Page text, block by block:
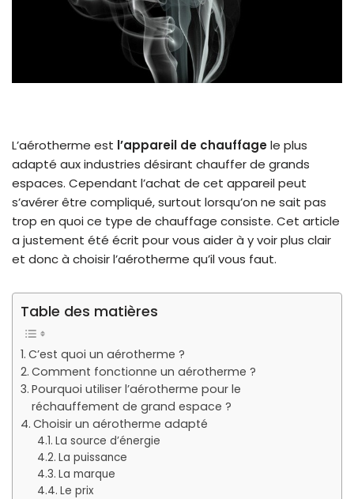
L’aérotherme est l’appareil de chauffagele plus
adapté aux industries désirant chauffer de grands
espaces. Cependant l’achat de cet appareil peut
s’avérer être compliqué, surtout lorsqu’on ne sait pas
trop en quoi ce type de chauffage consiste. Cet article
a justement été écrit pour vous aider à y voir plus clair
et donc à choisir l’aérotherme qu’il vous faut.
Table des matières
C’est quoi un aérotherme ?
Comment fonctionne un aérotherme ?
Pourquoi utiliser l’aérotherme pour le
réchauffement de grand espace ?
Choisir un aérotherme adapté
La source d’énergie
La puissance
La marque
Le prix